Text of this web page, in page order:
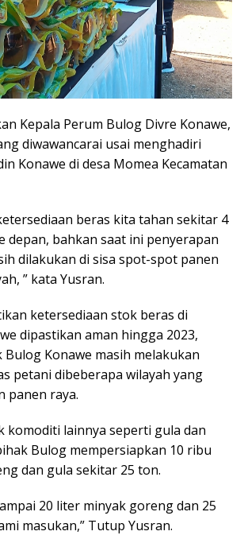
Kepala Perum Bulog Divre Konawe,
diwawancarai usai menghadiri
Konawe di desa Momea Kecamatan
beras kita tahan sekitar 4
depan, bahkan saat ini penyerapan
dilakukan di sisa spot-spot panen
” kata Yusran.
ketersediaan stok beras di
dipastikan aman hingga 2023,
Konawe masih melakukan
petani dibeberapa wilayah yang
panen raya.
komoditi lainnya seperti gula dan
Bulog mempersiapkan 10 ribu
dan gula sekitar 25 ton.
20 liter minyak goreng dan 25
masukan,” Tutup Yusran.